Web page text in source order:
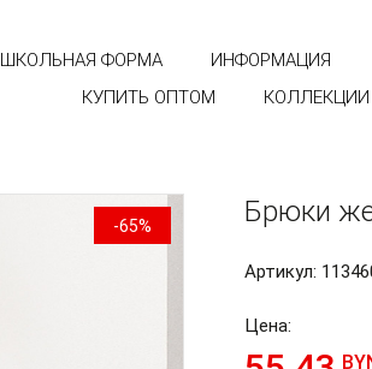
ШКОЛЬНАЯ ФОРМА ИНФОРМАЦИЯ
КУПИТЬ ОПТОМ
КОЛЛЕКЦИИ
-65% Брюки
Артикул:
Цена: